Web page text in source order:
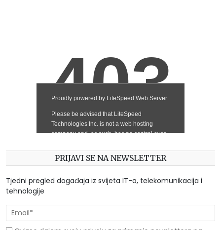
PRIJAVI SE NA NEWSLETTER
Tjedni pregled događaja iz svijeta IT-a, telekomunikacija i
tehnologije